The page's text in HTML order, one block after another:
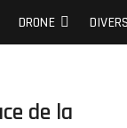
DRONE DIVERS
de la